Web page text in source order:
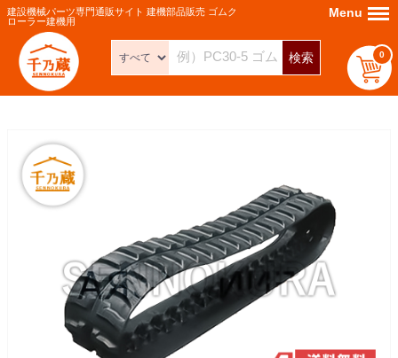
建設機械パーツ専門通販サイト 建機部品販売 ゴムク
ローラー建機用
検索 0
Menu Menu